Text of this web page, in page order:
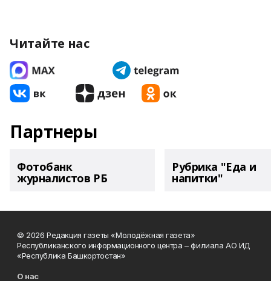
Читайте нас
Партнеры
Фотобанк
журналистов РБ
Рубрика "Еда и
напитки"
© 2026 Редакция газеты «Молодёжная газета»
Республиканского информационного центра – филиала АО ИД
«Республика Башкортостан»
О нас